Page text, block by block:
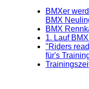
BMXer
BMX
BMX
1. Lauf
"Riders
für's